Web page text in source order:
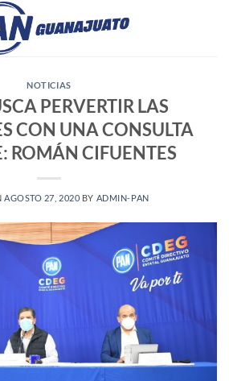
NOTICIAS
PERVERTIR LAS
CON UNA CONSULTA
ROMÁN CIFUENTES
AGOSTO 27, 2020 BY ADMIN-PAN